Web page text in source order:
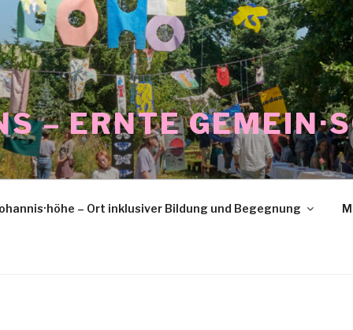
– ERNTE
– Ort inklusiver Bildung und Begegnung